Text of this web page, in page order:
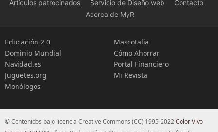
Artículos patrocinados Servicio de Diseño web
Contacto
Acerca de MyR
Educación 2.0
Dominio Mundial
Navidad.es
Juguetes.org
Monólogos
Mascotalia
Cómo Ahorrar
Portal Financiero
Mi Revista
© Contenidos bajo licencia Creative Commons (CC) 1995-2022Color Vivo